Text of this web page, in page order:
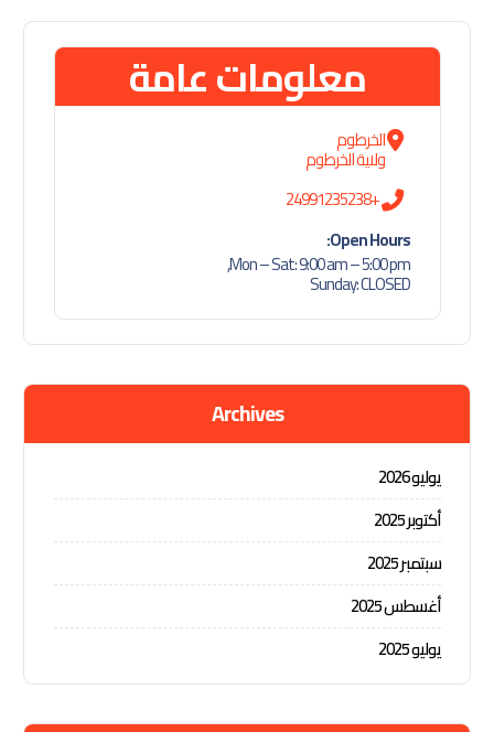
معلومات عامة
الخرطوم
ولاية الخرطوم
+24991235238
Open Hours:
Mon – Sat: 9:00 am – 5:00 pm,
Sunday: CLOSED
Archives
يوليو 2026
أكتوبر 2025
سبتمبر 2025
أغسطس 2025
يوليو 2025